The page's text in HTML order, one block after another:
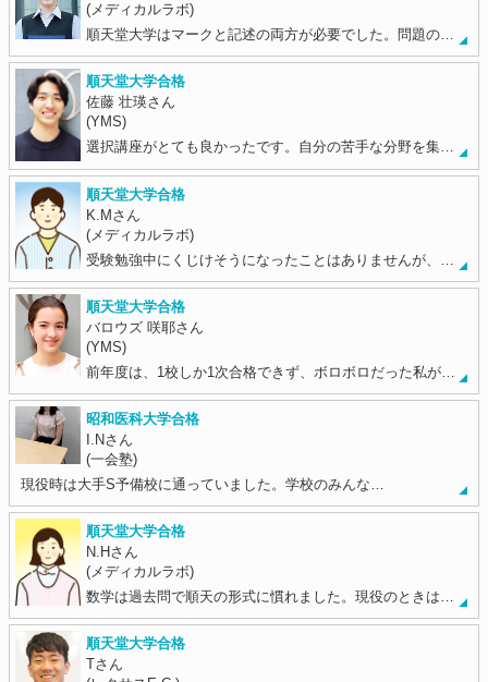
(メディカルラボ)
順天堂大学はマークと記述の両方が必要でした。問題の…
順天堂大学合格
佐藤 壮瑛さん
(YMS)
選択講座がとても良かったです。自分の苦手な分野を集…
順天堂大学合格
K.Mさん
(メディカルラボ)
受験勉強中にくじけそうになったことはありませんが、…
順天堂大学合格
バロウズ 咲耶さん
(YMS)
前年度は、1校しか1次合格できず、ボロボロだった私が…
昭和医科大学合格
I.Nさん
(一会塾)
現役時は大手S予備校に通っていました。学校のみんな…
順天堂大学合格
N.Hさん
(メディカルラボ)
数学は過去問で順天の形式に慣れました。現役のときは…
順天堂大学合格
Tさん